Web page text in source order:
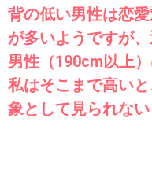
背の低い男性は恋
が多いようですが
男性（190cm以上
私はそこまで高い
象として見られない